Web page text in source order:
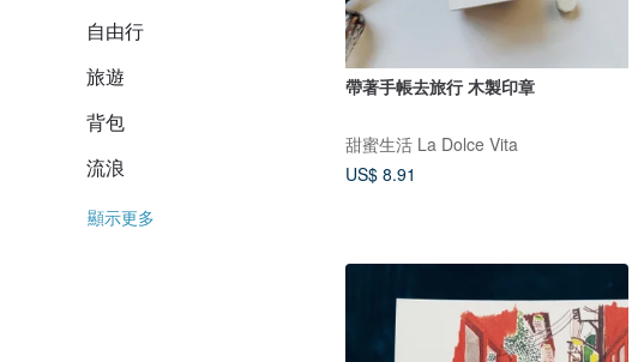
自由行
旅遊
背包
流浪
顯示更多
帶著手帳去旅行 木製印章
甜蜜生活 La Dolce Vita
US$ 8.91